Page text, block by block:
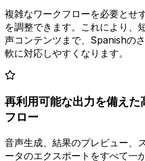
複雑なワークフローを必要とせ
を調整できます。これにより、
声コンテンツまで、Spanishの
軟に対応しやすくなります。
再利用可能な出力を備えた
フロー
音声生成、結果のプレビュー、
ータのエクスポートをすべて一